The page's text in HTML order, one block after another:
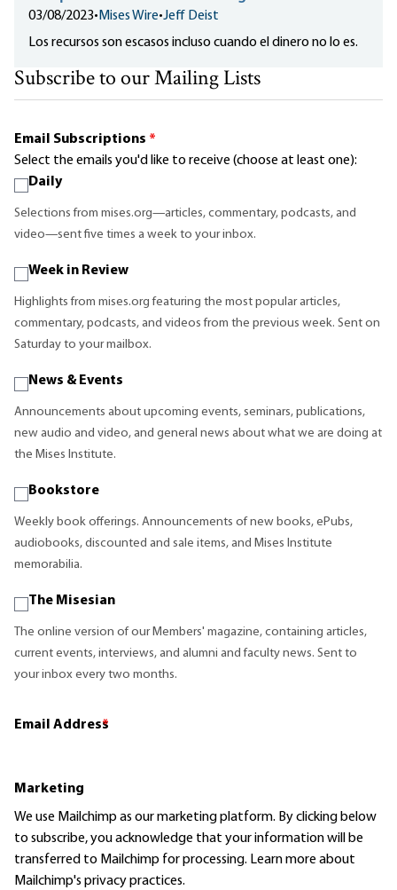
03/08/2023•Mises Wire•Jeff Deist
Los recursos son escasos incluso cuando el dinero no lo es.
Subscribe to our Mailing Lists
Email Subscriptions *
Select the emails you'd like to receive (choose at least one):
Daily
Selections from mises.org—articles, commentary, podcasts, and
video—sent five times a week to your inbox.
Week in Review
Highlights from mises.org featuring the most popular articles,
commentary, podcasts, and videos from the previous week. Sent on
Saturday to your mailbox.
News & Events
Announcements about upcoming events, seminars, publications,
new audio and video, and general news about what we are doing at
the Mises Institute.
Bookstore
Weekly book offerings. Announcements of new books, ePubs,
audiobooks, discounted and sale items, and Mises Institute
memorabilia.
The Misesian
The online version of our Members' magazine, containing articles,
current events, interviews, and alumni and faculty news. Sent to
your inbox every two months.
Email Address
*
Marketing
We use Mailchimp as our marketing platform. By clicking below
to subscribe, you acknowledge that your information will be
transferred to Mailchimp for processing. Learn moreabout
Mailchimp's privacy practices.